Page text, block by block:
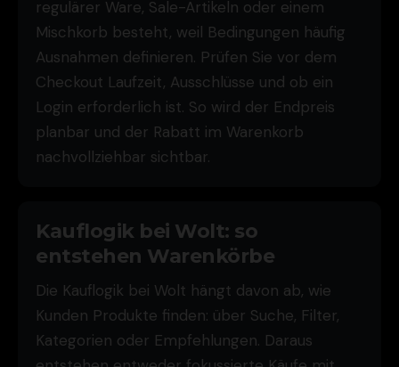
regulärer Ware, Sale-Artikeln oder einem
Mischkorb besteht, weil Bedingungen häufig
Ausnahmen definieren. Prüfen Sie vor dem
Checkout Laufzeit, Ausschlüsse und ob ein
Login erforderlich ist. So wird der Endpreis
planbar und der Rabatt im Warenkorb
nachvollziehbar sichtbar.
Kauflogik bei Wolt: so
entstehen Warenkörbe
Die Kauflogik bei Wolt hängt davon ab, wie
Kunden Produkte finden: über Suche, Filter,
Kategorien oder Empfehlungen. Daraus